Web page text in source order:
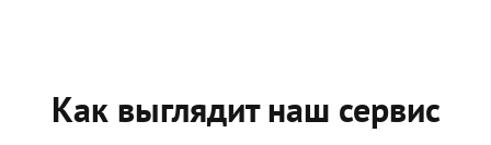
Как выглядит наш сервис